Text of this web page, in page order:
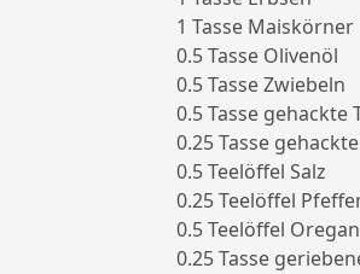
1 Tasse Maiskörner
0.5 Tasse Olivenöl
0.5 Tasse Zwiebeln
0.5 Tasse gehackte
0.25 Tasse
0.5 Teelöffel Salz
0.25 Teelöffel
0.5 Teelöffel
0.25 Tasse